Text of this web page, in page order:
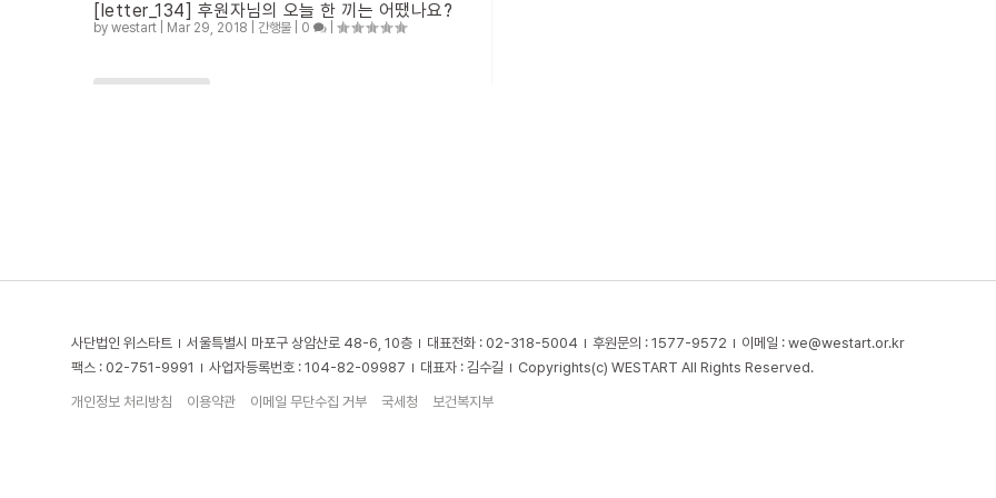
[letter_134] 후원자님의 오늘 한 끼는 어땠나요?
by westart Mar 29, 2018 간행물 0
사단법인 위스타트 서울특별시 마포구 상암산로 48-6, 10층 대표전화 : 02-318-5004 후원문의 : 1577-9572 이메일 : we@westart.or.kr
팩스 : 02-751-9991
사업자등록번호 : 104-82-09987 대표자 : 김수길 Copyrights(c) WESTART All Rights Reserved.
개인정보 처리방침 이용약관 이메일 무단수집 거부 국세청 보건복지부